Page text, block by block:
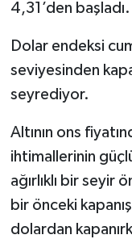
4,31’den başladı.
Dolar endeksi
seviyesinden
seyrediyor.
Altının ons
ihtimallerinin
ağırlıklı bir seyir
bir önceki
dolardan